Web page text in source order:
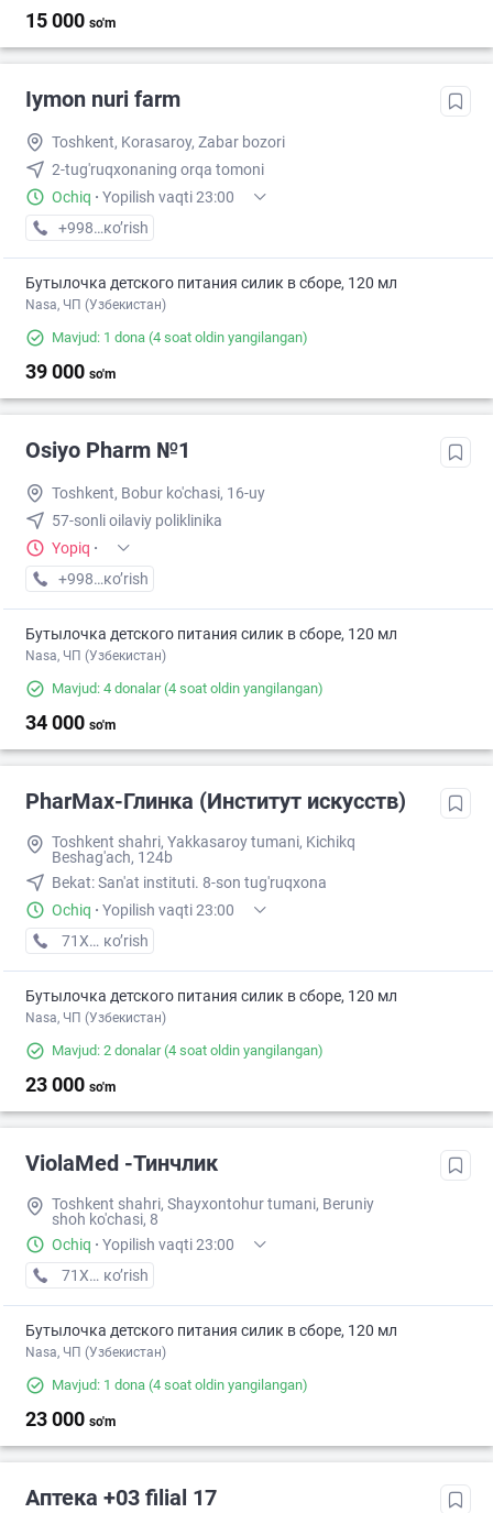
15 000 so'm
Iymon nuri farm
Toshkent, Korasaroy, Zabar bozori
2-tug'ruqxonaning orqa tomoni
Ochiq · Yopilish vaqti 23:00
+998 (99) XXX-XX-XX
кo’rish
Бутылочка детского питания силик в сборе, 120 мл
Nasa, ЧП (Узбекистан)
Mavjud: 1 dona (4 soat oldin yangilangan)
39 000 so'm
Osiyo Pharm №1
Toshkent, Bobur ko'chasi, 16-uy
57-sonli oilaviy poliklinika
Yopiq ·
+998 (71) XXX-XX-XX
кo’rish
Бутылочка детского питания силик в сборе, 120 мл
Nasa, ЧП (Узбекистан)
Mavjud: 4 donalar(4 soat oldin yangilangan)
34 000 so'm
PharMax-Глинка (Институт искусств)
Toshkent shahri, Yakkasaroy tumani, Kichikq
Beshag'ach, 124b
Bekat: San'at instituti. 8-son tug'ruqxona
Ochiq · Yopilish vaqti 23:00
71XXXXXXX
кo’rish
Бутылочка детского питания силик в сборе, 120 мл
Nasa, ЧП (Узбекистан)
Mavjud: 2 donalar(4 soat oldin yangilangan)
23 000 so'm
ViolaMed -Тинчлик
Toshkent shahri, Shayxontohur tumani, Beruniy
shoh ko'chasi, 8​
Ochiq · Yopilish vaqti 23:00
71XXXXXXX
кo’rish
Бутылочка детского питания силик в сборе, 120 мл
Nasa, ЧП (Узбекистан)
Mavjud: 1 dona (4 soat oldin yangilangan)
23 000 so'm
Аптека +03 filial 17